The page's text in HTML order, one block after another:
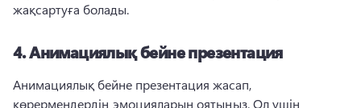
жақсартуға болады.
4.Анимациялық бейне презентация
Анимациялық бейне презентация жасап,
көрермендердің эмоцияларын оятыңыз. Ол үшін